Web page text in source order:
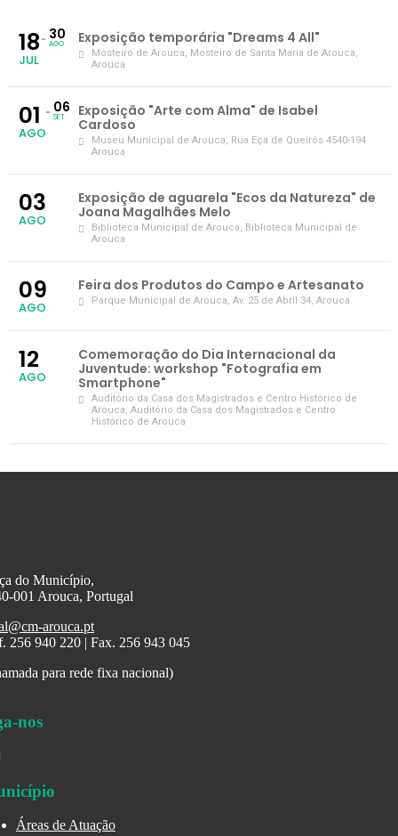
18
JUL
30
AGO Exposição temporária "Dreams 4 All"
Mosteiro de Arouca, Mosteiro de Santa Maria de Arouca,
Arouca
01
AGO
06
SET
Exposição "Arte com Alma" de Isabel
Cardoso
Museu Municipal de Arouca, Rua Eça de Queirós 4540-194
Arouca
03
AGO
Exposição de aguarela "Ecos da Natureza" de
Joana Magalhães Melo
Biblioteca Municipal de Arouca, Biblioteca Municipal de
Arouca
09
AGO
Feira dos Produtos do Campo e Artesanato
Parque Municipal de Arouca, Av. 25 de Abril 34, Arouca
12
AGO
Comemoração do Dia Internacional da
Juventude: workshop "Fotografia em
Smartphone"
Auditório da Casa dos Magistrados e Centro Histórico de
Arouca, Auditório da Casa dos Magistrados e Centro
Histórico de Arouca
do Município,
001 Arouca, Portugal
arouca.pt
256 940 220 | Fax. 256 943 045
para rede fixa nacional)
nos
Áreas de Atuação